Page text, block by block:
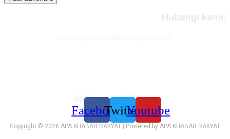
Media sosial kami:
FacebookTwitterYoutube
Copyright © 2026 APA KHABAR RAKYAT | Powered by APA KHABAR RAKYAT